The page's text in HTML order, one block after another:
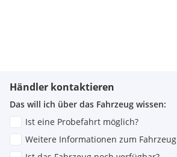
Händler kontaktieren
Das will ich über das Fahrzeug wissen:
Ist eine Probefahrt möglich?
Weitere Informationen zum Fahrzeug